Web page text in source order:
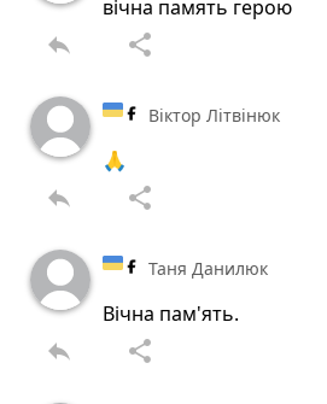
вічна память герою
reply share
Віктор Літвінюк
🙏
reply share
Таня Данилюк
Вічна пам'ять.
reply share